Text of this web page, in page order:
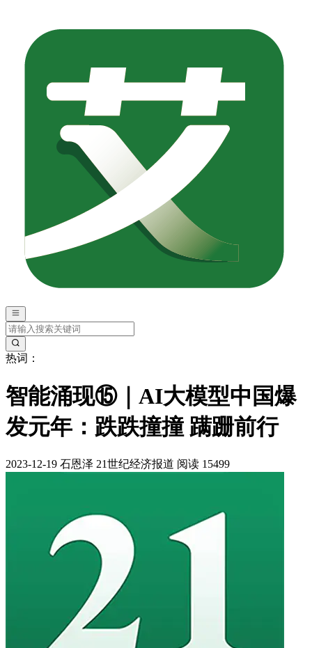
热词：
智能涌现⑮｜AI大模型中国爆
发元年：跌跌撞撞 蹒跚前行
2023-12-19 石恩泽 21世纪经济报道 阅读 15499